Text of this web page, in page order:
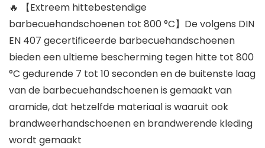
🔥 【Extreem hittebestendige
barbecuehandschoenen tot 800 °C】De volgens DIN
EN 407 gecertificeerde barbecuehandschoenen
bieden een ultieme bescherming tegen hitte tot 800
°C gedurende 7 tot 10 seconden en de buitenste laag
van de barbecuehandschoenen is gemaakt van
aramide, dat hetzelfde materiaal is waaruit ook
brandweerhandschoenen en brandwerende kleding
wordt gemaakt